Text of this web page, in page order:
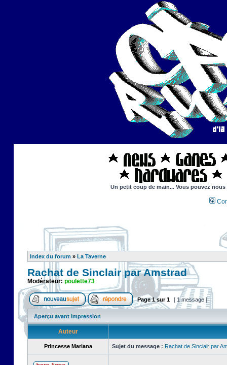
Un petit coup de main... Vous pouvez
Index du forum » La Taverne
Rachat de Sinclair par Amstrad
Modérateur: poulette73
Page1sur1 [ 1 message ]
Aperçu avant impression
Auteur
Princesse Mariana Sujet du message : Rachat de Sinclair par